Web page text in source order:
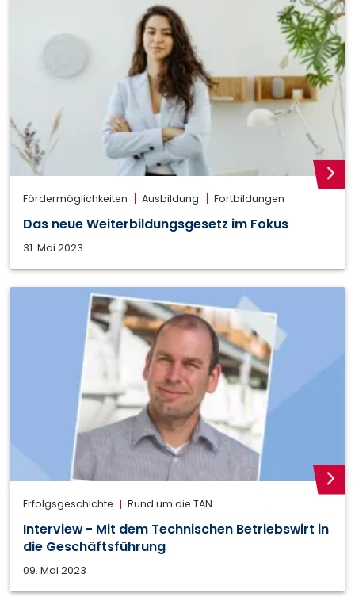
Fördermöglichkeiten Ausbildung Fortbildungen
Das neue Weiterbildungsgesetz im Fokus
31. Mai 2023
Erfolgsgeschichte Rund um die TAN
Interview - Mit dem Technischen Betriebswirt in
die Geschäftsführung
09. Mai 2023